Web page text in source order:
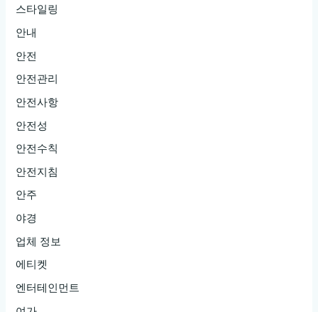
스타일링
안내
안전
안전관리
안전사항
안전성
안전수칙
안전지침
안주
야경
업체 정보
에티켓
엔터테인먼트